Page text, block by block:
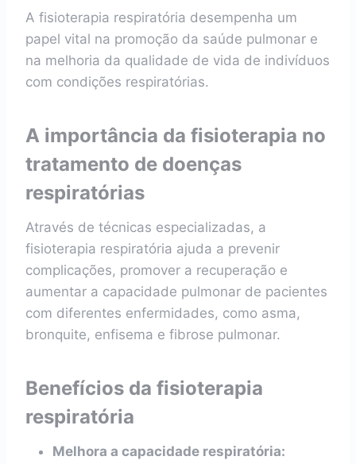
A fisioterapia respiratória desempenha um
papel vital na promoção da saúde pulmonar e
na melhoria da qualidade de vida de indivíduos
com condições respiratórias.
A importância da fisioterapia no
tratamento de doenças
respiratórias
Através de técnicas especializadas, a
fisioterapia respiratória ajuda a prevenir
complicações, promover a recuperação e
aumentar a capacidade pulmonar de pacientes
com diferentes enfermidades, como asma,
bronquite, enfisema e fibrose pulmonar.
Benefícios da fisioterapia
respiratória
Melhora a capacidade respiratória: